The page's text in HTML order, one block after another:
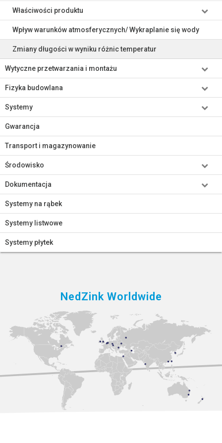
Właściwości produktu
Wpływ warunków atmosferycznych/ Wykraplanie się wody
Zmiany długości w wyniku różnic temperatur
Wytyczne przetwarzania i montażu
Fizyka budowlana
Systemy
Gwarancja
Transport i magazynowanie
Środowisko
Dokumentacja
Systemy na rąbek
Systemy listwowe
Systemy płytek
NedZink Worldwide